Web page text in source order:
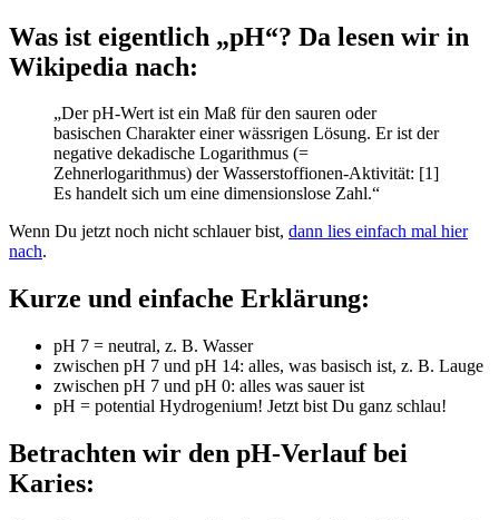
Was ist eigentlich „pH“? Da lesen wir in
Wikipedia nach:
„Der pH-Wert ist ein Maß für den sauren oder
basischen Charakter einer wässrigen Lösung. Er ist der
negative dekadische Logarithmus (=
Zehnerlogarithmus) der Wasserstoffionen-Aktivität: [1]
Es handelt sich um eine dimensionslose Zahl.“
Wenn Du jetzt noch nicht schlauer bist, dann lies einfach mal hier
nach.
Kurze und einfache Erklärung:
pH 7 = neutral, z. B. Wasser
zwischen pH 7 und pH 14: alles, was basisch ist, z. B. Lauge
zwischen pH 7 und pH 0: alles was sauer ist
pH = potential Hydrogenium! Jetzt bist Du ganz schlau!
Betrachten wir den pH-Verlauf bei
Karies: